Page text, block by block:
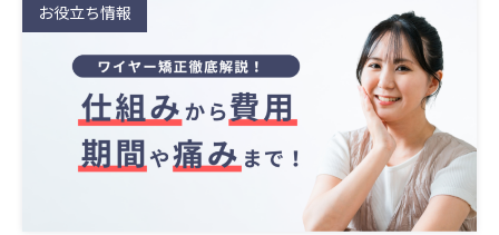
お役立ち情報